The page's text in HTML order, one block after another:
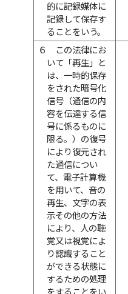
的に記録媒体に
記録して保存す
ることをいう。
６
この法律にお
いて「再生」と
は、一時的保存
をされた暗号化
信号（通信の内
容を伝達する信
号に係るものに
限る。）の復号
により復元され
た通信につい
て、電子計算機
を用いて、音の
再生、文字の表
示その他の方法
により、人の聴
覚又は視覚によ
り認識すること
ができる状態に
するための処理
をすることをい